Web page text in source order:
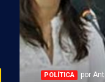
POLÍTICA por